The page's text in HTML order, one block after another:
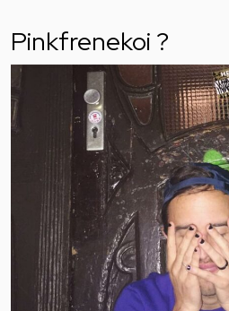
Pinkfrenekoi ?